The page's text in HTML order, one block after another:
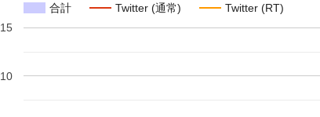
合計 Twitter (通常) Twitter (RT)
10
15